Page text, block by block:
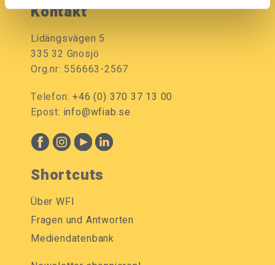
Kontakt
Lidängsvägen 5
335 32 Gnosjö
Org.nr: 556663-2567
Telefon:+46 (0) 370 37 13 00
Epost: info@wfiab.se
Shortcuts
Über WFI
Fragen und Antworten
Mediendatenbank